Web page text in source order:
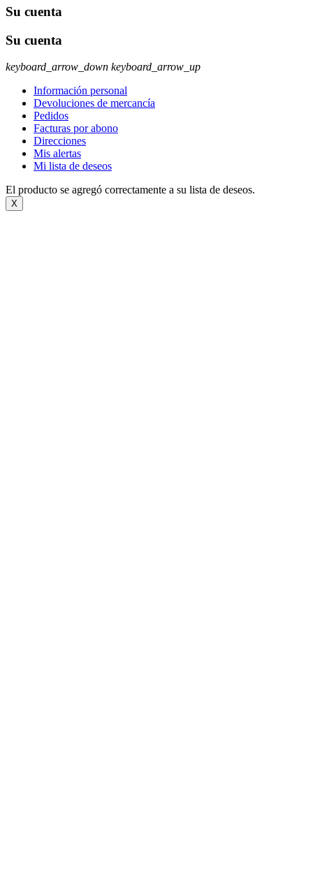
Su cuenta
Su cuenta
keyboard_arrow_down keyboard_arrow_up
Información personal
Devoluciones de mercancía
Pedidos
Facturas por abono
Direcciones
Mis alertas
Mi lista de deseos
El producto se agregó correctamente a su lista de deseos.
X